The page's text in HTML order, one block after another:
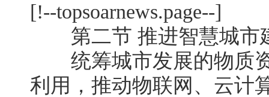
[!--topsoarnews.page--]
第二节 推进智慧城市
统筹城市发展的物质资
利用，推动物联网、云计